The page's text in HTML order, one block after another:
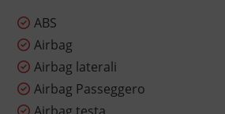
ABS
Airbag
Airbag laterali
Airbag Passeggero